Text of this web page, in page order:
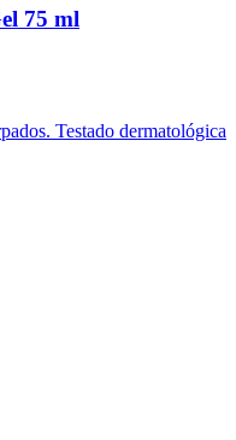
75 ml
Testado dermatológica